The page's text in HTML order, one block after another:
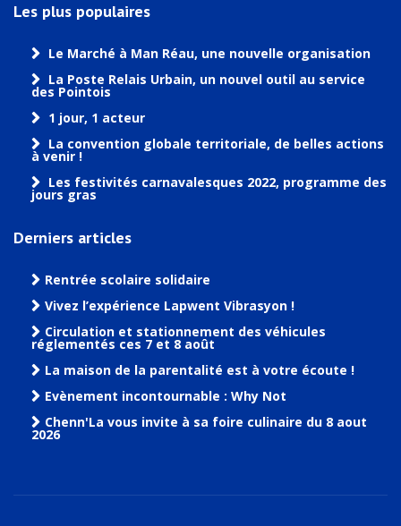
Les plus populaires
Le Marché à Man Réau, une nouvelle organisation
La Poste Relais Urbain, un nouvel outil au service
des Pointois
1 jour, 1 acteur
La convention globale territoriale, de belles actions
à venir !
Les festivités carnavalesques 2022, programme des
jours gras
Derniers articles
Rentrée scolaire solidaire
Vivez l’expérience Lapwent Vibrasyon !
Circulation et stationnement des véhicules
réglementés ces 7 et 8 août
La maison de la parentalité est à votre écoute !
Evènement incontournable : Why Not
Chenn'La vous invite à sa foire culinaire du 8 aout
2026